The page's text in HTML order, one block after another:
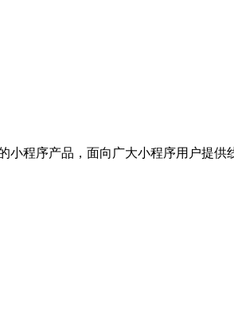
程序产品，面向广大小程序用户提供